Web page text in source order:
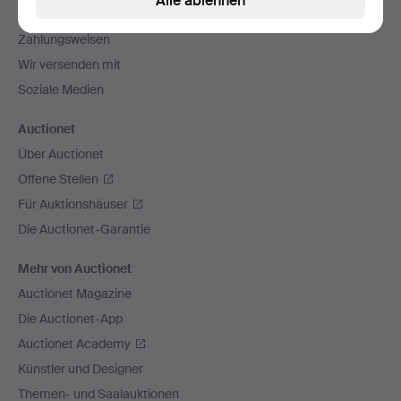
Zahlungsweisen
Wir versenden mit
Soziale Medien
Auctionet
Über Auctionet
Offene Stellen
Für Auktionshäuser
Die Auctionet-Garantie
Mehr von Auctionet
Auctionet Magazine
Die Auctionet-App
Auctionet Academy
Künstler und Designer
Themen- und Saalauktionen